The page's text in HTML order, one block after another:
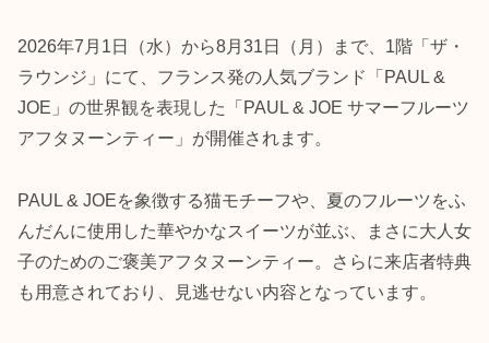
2026年7月1日（水）から8月31日（月）まで、1階「ザ・
ラウンジ」にて、フランス発の人気ブランド「PAUL &
JOE」の世界観を表現した「PAUL & JOE サマーフルーツ
アフタヌーンティー」が開催されます。
PAUL & JOEを象徴する猫モチーフや、夏のフルーツをふ
んだんに使用した華やかなスイーツが並ぶ、まさに大人女
子のためのご褒美アフタヌーンティー。さらに来店者特典
も用意されており、見逃せない内容となっています。